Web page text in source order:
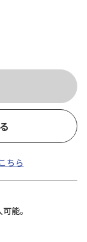
ちら
能。